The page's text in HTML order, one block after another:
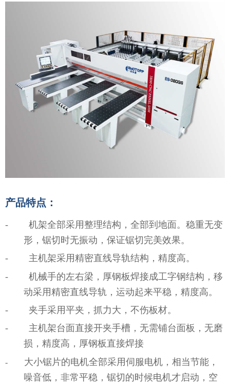
产品特点：
- 机架全部采用整理结构，全部到地面。稳重无变
形，锯切时无振动，保证锯切完美效果。
- 主机架采用精密直线导轨结构，精度高。
- 机械手的左右梁，厚钢板焊接成工字钢结构，移
动采用精密直线导轨，运动起来平稳，精度高。
- 夹手采用平夹，抓力大，不伤板材。
- 主机架台面直接开夹手槽，无需铺台面板，无磨
损，精度高，厚钢板直接焊接
- 大小锯片的电机全部采用伺服电机，相当节能，
噪音低，非常平稳，锯切的时候电机才启动，空